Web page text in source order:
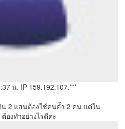
น. IP 159.192.107.***
น 2 แสนต้องใช้คนค้ำ 2 คน แต่ใน
องทำอย่างไรดีคะ